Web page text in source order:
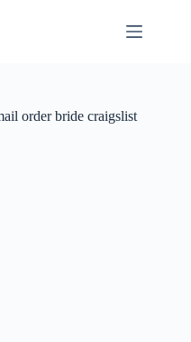
order bride craigslist